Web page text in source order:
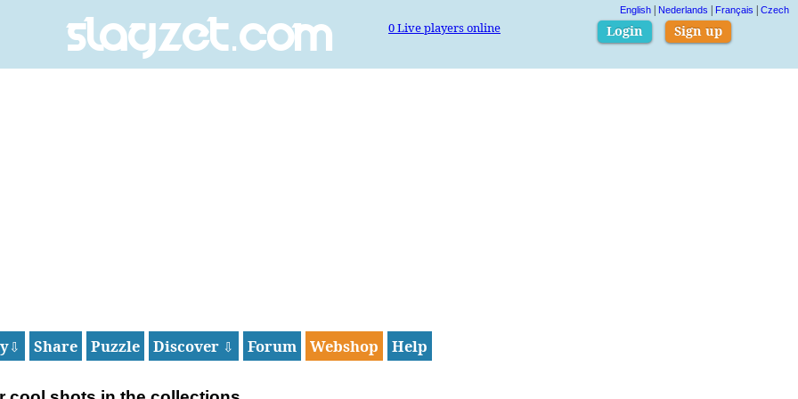
Slagzet.com 0Live players online Login Sign up
⇩ Share Puzzle Discover ⇩ Forum Webshop Help
English Nederlands Français Czech